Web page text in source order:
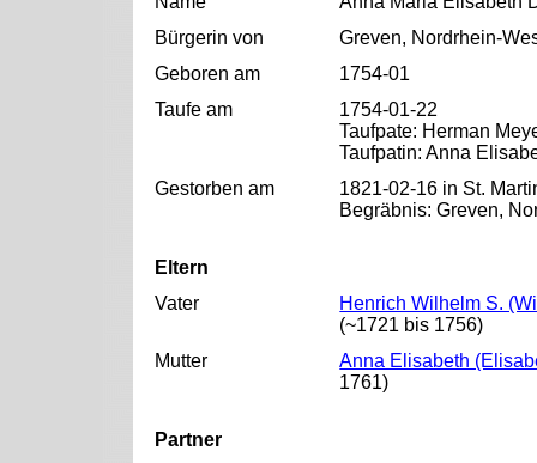
Bürgerin von
Greven, Nordrhein-
Geboren am
1754-01
Taufe am
1754-01-22
Taufpate: Herman
Taufpatin: Anna
Gestorben am
1821-02-16 in St.
Begräbnis: Greven,
Eltern
Vater
Henrich Wilhelm S.
(~1721 bis 1756)
Mutter
Anna Elisabeth
1761)
Partner